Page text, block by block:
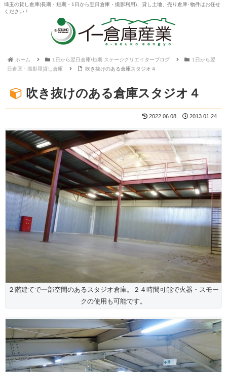
埼玉の貸し倉庫(長期・短期・1日から翌日倉庫・撮影利用)、貸し土地、売り倉庫･物件はお任せ
ください！
ホーム 1日から翌日倉庫/短期 ステージクリエイターブログ
1日から翌
日倉庫・撮影用貸し倉庫
吹き抜けのある倉庫スタジオ４
吹き抜けのある倉庫スタジオ４
2013.01.24
2022.06.08
２階建てで一部空間のあるスタジオ倉庫。２４時間可能で火器・スモー
クの使用も可能です。